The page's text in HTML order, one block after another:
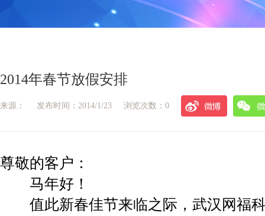
2014年春节放假安排
来源： 发布时间：2014/1/23 浏览次数：0
尊敬的客户：
马年好！
值此新春佳节来临之际，武汉网福科